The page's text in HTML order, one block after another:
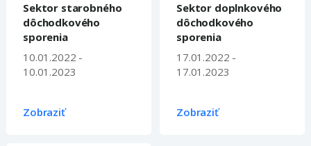
Sektor starobného
dôchodkového
sporenia
10.01.2022 -
10.01.2023
Zobraziť
Sektor doplnkového
dôchodkového
sporenia
17.01.2022 -
17.01.2023
Zobraziť